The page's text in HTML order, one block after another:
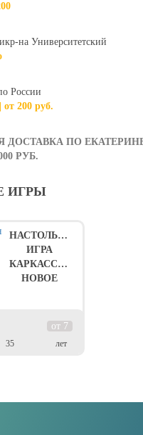
на Университетский
России
от 200 руб.
ДОСТАВКА ПО
РУБ.
ИГРЫ
НАСТОЛЬНАЯ
ИГРА
КАРКАССОН.
НОВОЕ
35
от 7
лет